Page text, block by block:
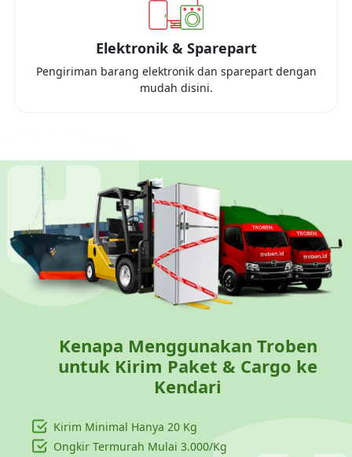
Elektronik & Sparepart
Pengiriman barang elektronik dan sparepart dengan
mudah disini.
Kenapa Menggunakan Troben
untuk Kirim Paket & Cargo ke
Kendari
Kirim Minimal Hanya 20 Kg
Ongkir Termurah Mulai 3.000/Kg